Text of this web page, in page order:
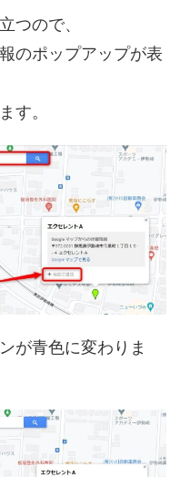
つので、
のポップアップが表
す。
が青色に変わりま